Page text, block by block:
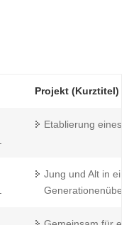
Projekt (Kurztitel)
Etablierung eines
Jung und Alt in